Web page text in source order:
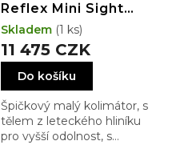
Reflex Mini Sight
Draw (RMSD) GLASS
edition 4MOA Dot
(3.25MOA)
11 475 CZK
Do košíku
Špičkový malý kolimátor, s
tělem z leteckého hliníku
pro vyšší odolnost, s
Skladem (1 ks)